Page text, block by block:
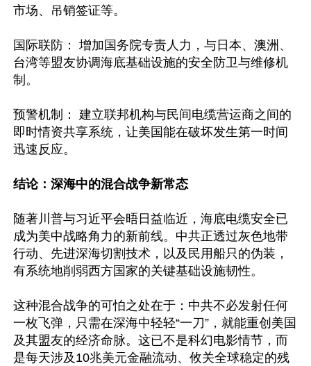
市场、吊销签证等。
国际联防： 增加国务院专责人力，与日本、澳洲、
台湾等盟友协调海底基础设施的安全防卫与维修机
制。
预警机制： 建立联邦机构与民间电缆营运商之间的
即时情资共享系统，让美国能在破坏发生第一时间
迅速反应。
结论：深海中的混合战争新常态
随著川普与习近平会晤日益临近，海底电缆安全已
成为美中战略角力的新前线。中共正透过灰色地带
行动、先进深海切割技术，以及民用船只的伪装，
有系统地削弱西方国家的关键基础设施韧性。
这种混合战争的可怕之处在于：中共不必发射任何
一枚飞弹，只需在深海中轻轻“一刀”，就能重创美国
及其盟友的经济命脉。这已不是科幻电影情节，而
是每天涉及10兆美元金融流动、攸关全球稳定的残